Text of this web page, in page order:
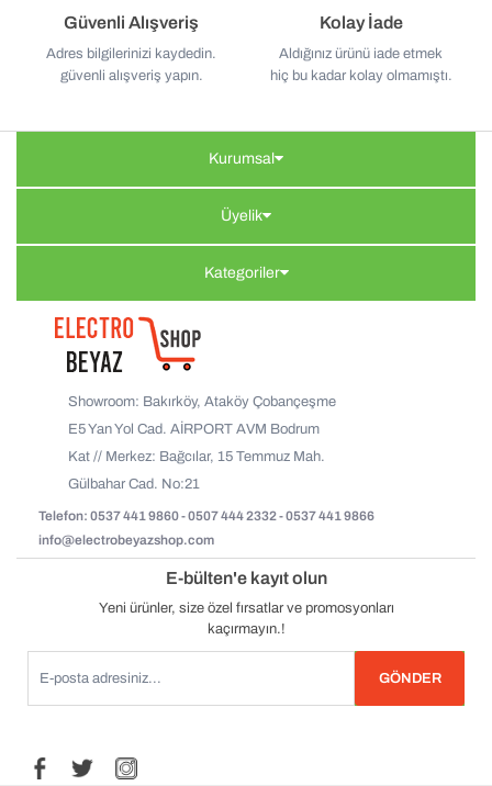
Güvenli Alışveriş
Adres bilgilerinizi kaydedin.
güvenli alışveriş yapın.
Kolay İade
Aldığınız ürünü iade etmek
hiç bu kadar kolay olmamıştı.
Kurumsal
Üyelik
Kategoriler
Showroom: Bakırköy, Ataköy Çobançeşme
E5 Yan Yol Cad. AİRPORT AVM Bodrum
Kat // Merkez: Bağcılar, 15 Temmuz Mah.
Gülbahar Cad. No:21
Telefon: 0537 441 9860 - 0507 444 2332 - 0537 441 9866
info@electrobeyazshop.com
E-bülten'e kayıt olun
Yeni ürünler, size özel fırsatlar ve promosyonları
kaçırmayın.!